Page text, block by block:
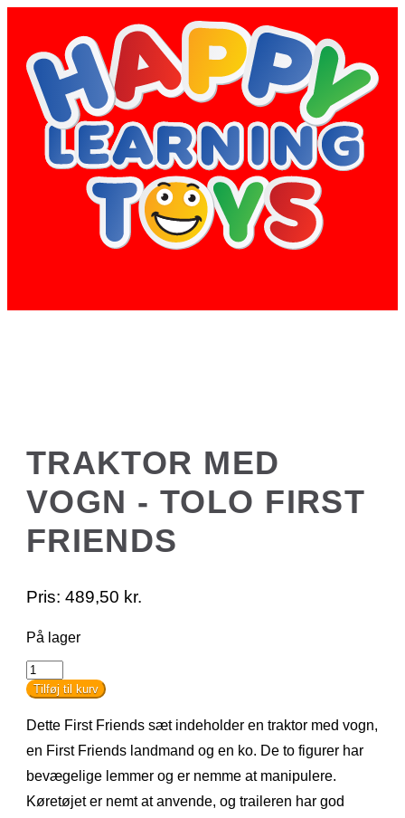
TRAKTOR MED
VOGN - TOLO FIRST
FRIENDS
Pris: 489,50 kr.
På lager
Traktor
med
Vogn
-
TOLO
First
antal
Tilføj til kurv
Dette First Friends sæt indeholder en traktor med vogn,
en First Friends landmand og en ko. De to figurer har
bevægelige lemmer og er nemme at manipulere.
Køretøjet er nemt at anvende, og traileren har god